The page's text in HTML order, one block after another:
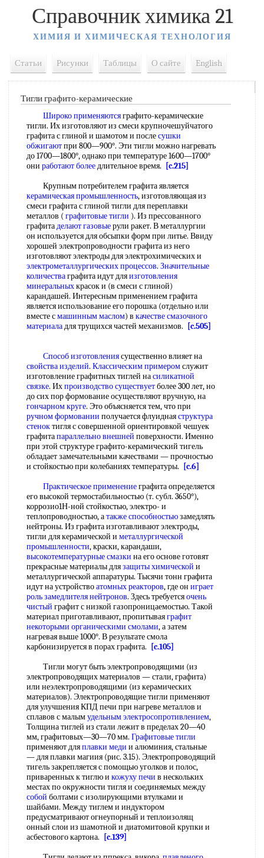
Справочник химика 21
ХИМИЯ И ХИМИЧЕСКАЯ ТЕХНОЛОГИЯ
Статьи Рисунки Таблицы О сайте English
Тигли графито-керамические
Широко применяютсяграфито-керамические
тигли. Их изготовляют из смеси крупночешуйчатого
графита с глиной и шамотом и послесушки
обжигаютпри 800—900°. Эти тигли можно нагревать
до 1700—1800°, однако при температуре 1600—1700°
они работают болеедлительное время.
[c.215]
Крупным потребителем графита является
керамическая промышленность, изготовляющая из
смеси графита с глиной тигли для переплавки
металлов (графитовые тигли ). Из прессованного
графитаделают газовыерули ракет. В металлургии
он используется для обсыпки форм при литье. Ввиду
хорошей электропроводности графита из него
изготовляют электроды для электрохимических и
электрометаллургических процессов. Значительные
количестваграфита идут дляизготовления
минеральныхкрасок и (в смеси с глиной)
карандашей. Интересным применением графита
является использование его порошка (отдельно или
вместе смашинным маслом) в качестве смазочного
материаладля трущихся частей механизмов. [c.505]
Способ изготовлениясущественно влияет на
свойства изделий. Классическим примеромслужит
изготовление графитных тиглей насиликатной
связке. Ихпроизводство существуетболее 300 лет, но
до сих пор формование осуществляют вручную, на
гончарном круге. Это объясняется тем, что при
ручном формовании получается флуиднаяструктура
стеноктигля с совершенной ориентировкой чешуек
графитапараллельно внешней поверхности. Именно
при этой структуре графито-керамический тигель
обладает замечательными качествами — прочностью
и стойкостью при колебаниях температуры.
[c.6]
Практическое применениеграфита определяется
его высокой термостабильностью (т. субл. 3650°),
коррозио1Н-ной стойкостью, электро- и
теплопроводностью, атакже способностьюзамедлять
нейтроны. Из графита изготавливают электроды,
тигли для керамической и металлургической
промышленности, краски, карандаши,
высокотемпературные смазки на его основе готовят
прекрасные материалы длязащиты химической и
металлургической аппаратуры. Тысячи тонн графита
идут на устройствоатомных реакторов, где он играет
рользамедлителя нейтронов. Здесь требуетсяочень
чистый графит с низкой газопроницаемостью. Такой
материал приготавливают, пропитываяграфит
некоторыми органическими смолами, а затем
нагревая выше 1000°. В результате смола
карбонизируется в порах графита.
[c.105]
Тигли могут быть электропроводящими (из
электропроводящих материалов — стали, графита)
или неэлектропроводящими (из керамических
материалов). Электропроводящие тигли применяют
для улучшения КПД печи при нагреве металлов и
сплавов с малымудельным электросопротивлением,
Толщина тиглей из стали лежит в пределах 20—40
мм, графитовых—30—70 мм. Графитовые тигли
применяют дляплавки меди и алюминия, стальные
— для плавки магиия (рис. 3.15). Электропроводящий
тигель закрепляется с помощью уголков и полос,
приваренных к тиглю и кожуху печи в нескольких
местах по окружности тигля и соединяемых между
собой болтами с изолирующими втулками и
шайбами. Между тиглем и индуктором
предусматривают огнеупорный и теплоизолящ
онный слои из шамотной и диатомитовой крупки и
асбестового картона.
[c.139]